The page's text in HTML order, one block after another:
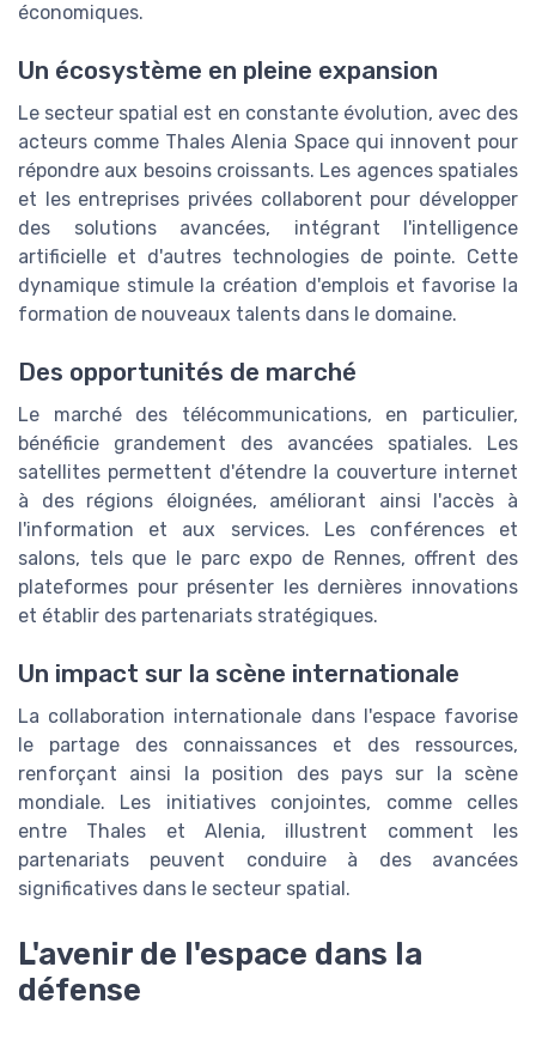
économiques.
Un écosystème en pleine expansion
Le secteur spatial est en constante évolution, avec des
acteurs comme Thales Alenia Space qui innovent pour
répondre aux besoins croissants. Les agences spatiales
et les entreprises privées collaborent pour développer
des solutions avancées, intégrant l'intelligence
artificielle et d'autres technologies de pointe. Cette
dynamique stimule la création d'emplois et favorise la
formation de nouveaux talents dans le domaine.
Des opportunités de marché
Le marché des télécommunications, en particulier,
bénéficie grandement des avancées spatiales. Les
satellites permettent d'étendre la couverture internet
à des régions éloignées, améliorant ainsi l'accès à
l'information et aux services. Les conférences et
salons, tels que le parc expo de Rennes, offrent des
plateformes pour présenter les dernières innovations
et établir des partenariats stratégiques.
Un impact sur la scène internationale
La collaboration internationale dans l'espace favorise
le partage des connaissances et des ressources,
renforçant ainsi la position des pays sur la scène
mondiale. Les initiatives conjointes, comme celles
entre Thales et Alenia, illustrent comment les
partenariats peuvent conduire à des avancées
significatives dans le secteur spatial.
L'avenir de l'espace dans la
défense